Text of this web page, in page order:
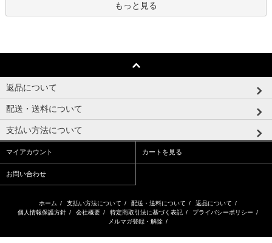
もっと見る
返品について
配送・送料について
支払い方法について
マイアカウント カートを見る
お問い合わせ
ホーム / 支払い方法について / 配送・送料について / 返品について /
個人情報保護方針 / 会社概要 / 特定商取引法に基づく表記 / プライバシーポリシー /
メルマガ登録・解除 /